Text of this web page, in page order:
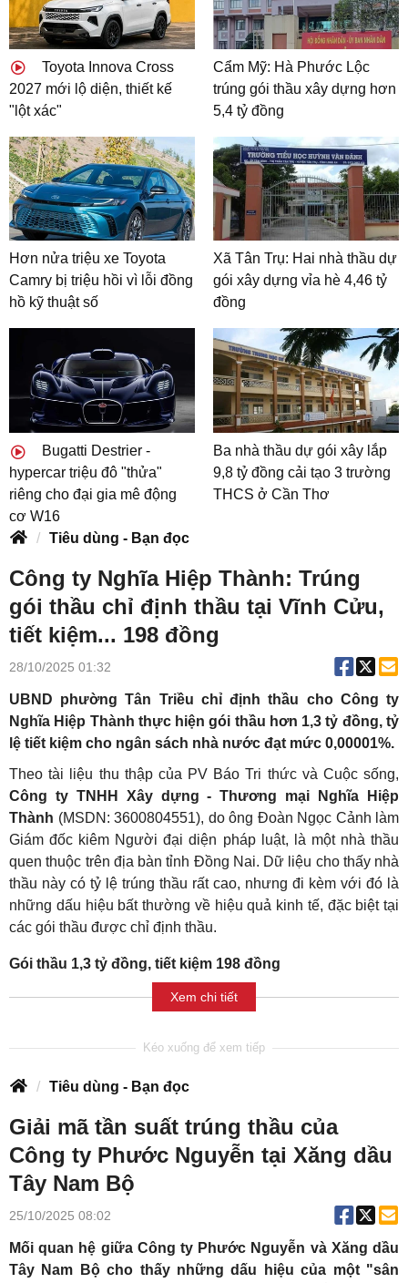
Toyota Innova Cross
2027 mới lộ diện, thiết kế
"lột xác"
Cẩm Mỹ: Hà Phước Lộc
trúng gói thầu xây dựng hơn
5,4 tỷ đồng
Hơn nửa triệu xe Toyota
Camry bị triệu hồi vì lỗi đồng
hồ kỹ thuật số
Xã Tân Trụ: Hai nhà thầu dự
gói xây dựng vỉa hè 4,46 tỷ
đồng
Bugatti Destrier -
hypercar triệu đô "thửa"
riêng cho đại gia mê động
cơ W16
Ba nhà thầu dự gói xây lắp
9,8 tỷ đồng cải tạo 3 trường
THCS ở Cần Thơ
Tiêu dùng - Bạn đọc
Công ty Nghĩa Hiệp Thành: Trúng
gói thầu chỉ định thầu tại Vĩnh Cửu,
tiết kiệm... 198 đồng
28/10/2025 01:32
UBND phường Tân Triều chỉ định thầu cho Công ty
Nghĩa Hiệp Thành thực hiện gói thầu hơn 1,3 tỷ đồng, tỷ
lệ tiết kiệm cho ngân sách nhà nước đạt mức 0,00001%.
Theo tài liệu thu thập của PV Báo Tri thức và Cuộc sống,
Công ty TNHH Xây dựng - Thương mại Nghĩa Hiệp
Thành (MSDN: 3600804551), do ông Đoàn Ngọc Cảnh làm
Giám đốc kiêm Người đại diện pháp luật, là một nhà thầu
quen thuộc trên địa bàn tỉnh Đồng Nai. Dữ liệu cho thấy nhà
thầu này có tỷ lệ trúng thầu rất cao, nhưng đi kèm với đó là
những dấu hiệu bất thường về hiệu quả kinh tế, đặc biệt tại
các gói thầu được chỉ định thầu.
Gói thầu 1,3 tỷ đồng, tiết kiệm 198 đồng
Xem chi tiết
Tiêu dùng - Bạn đọc
Giải mã tần suất trúng thầu của
Công ty Phước Nguyễn tại Xăng dầu
Tây Nam Bộ
25/10/2025 08:02
Mối quan hệ giữa Công ty Phước Nguyễn và Xăng dầu
Tây Nam Bộ cho thấy những dấu hiệu của một "sân